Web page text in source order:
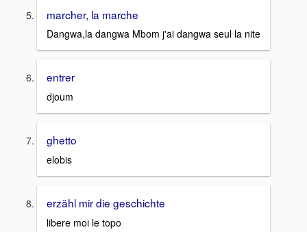
marcher, la marche
Dangwa,la dangwa Mbom j'ai dangwa seul la nite
entrer
djoum
ghetto
elobis
erzähl mir die geschichte
libere moi le topo